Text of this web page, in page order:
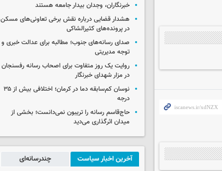
خبرنگاران، وجدان بیدار جامعه هستند
هشدار قضایی درباره نقش برخی تعاونی‌های مسکن
در پرونده‌های کثیرالشاکی
صدای رسانه‌های جنوب؛ مطالبه برای عدالت خبری و
توجه مدیریتی
روایت یک روز متفاوت برای اصحاب رسانه رفسنجان
در مزار شهدای خبرنگار
نوسان کم‌سابقه دما در کرمان؛ اختلافی بیش از ۳۵
درجه
حاج‌قاسم رسانه را تریبون نمی‌دانست؛ بخشی از
میدان اثرگذاری می‌دید
آخرین اخبار سیاست چندرسانه‌ای